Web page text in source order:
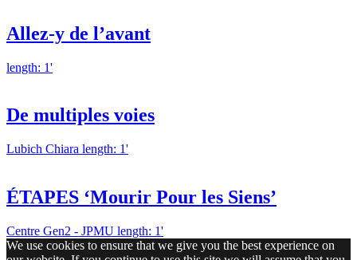
Allez-y de l’avant
length: 1'
De multiples voies
Lubich Chiara length: 1'
ÉTAPES ‘Mourir Pour les Siens’
Centre Gen2 - JPMU length: 1'
We use cookies to ensure that we give you the best experience on